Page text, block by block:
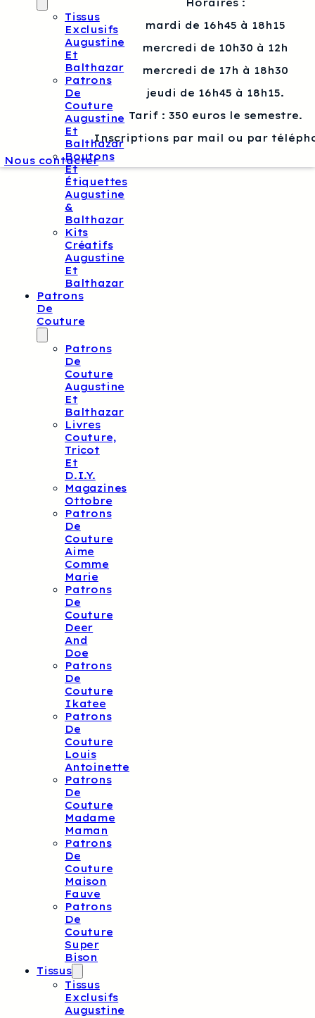
Tissus
Exclusifs
Augustine
Et
Balthazar
Patrons
De
Couture
Augustine
Et
Balthazar
Boutons
Et
Étiquettes
Augustine
&
Balthazar
Kits
Créatifs
Augustine
Et
Balthazar
Patrons
De
Couture
Patrons
De
Couture
Augustine
Et
Balthazar
Livres
Couture,
Tricot
Et
D.I.Y.
Magazines
Ottobre
Patrons
De
Couture
Aime
Comme
Marie
Patrons
De
Couture
Deer
And
Doe
Patrons
De
Couture
Ikatee
Patrons
De
Couture
Louis
Antoinette
Patrons
De
Couture
Madame
Maman
Patrons
De
Couture
Maison
Fauve
Patrons
De
Couture
Super
Bison
Tissus
Tissus
Exclusifs
Augustine
Horaires :
mardi de 16h45 à 18h15
mercredi de 10h30 à 12h
mercredi de 17h à 18h30
jeudi de 16h45 à 18h15.
Tarif : 350 euros le semestre.
Inscriptions par mail ou par
Nous contacter